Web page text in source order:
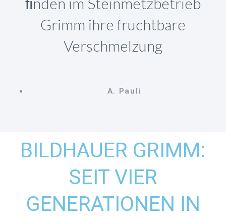
Grimm ihre fruchtbare
Verschmelzung
A. Pauli
BILDHAUER GRIMM:
SEIT VIER
GENERATIONEN IN